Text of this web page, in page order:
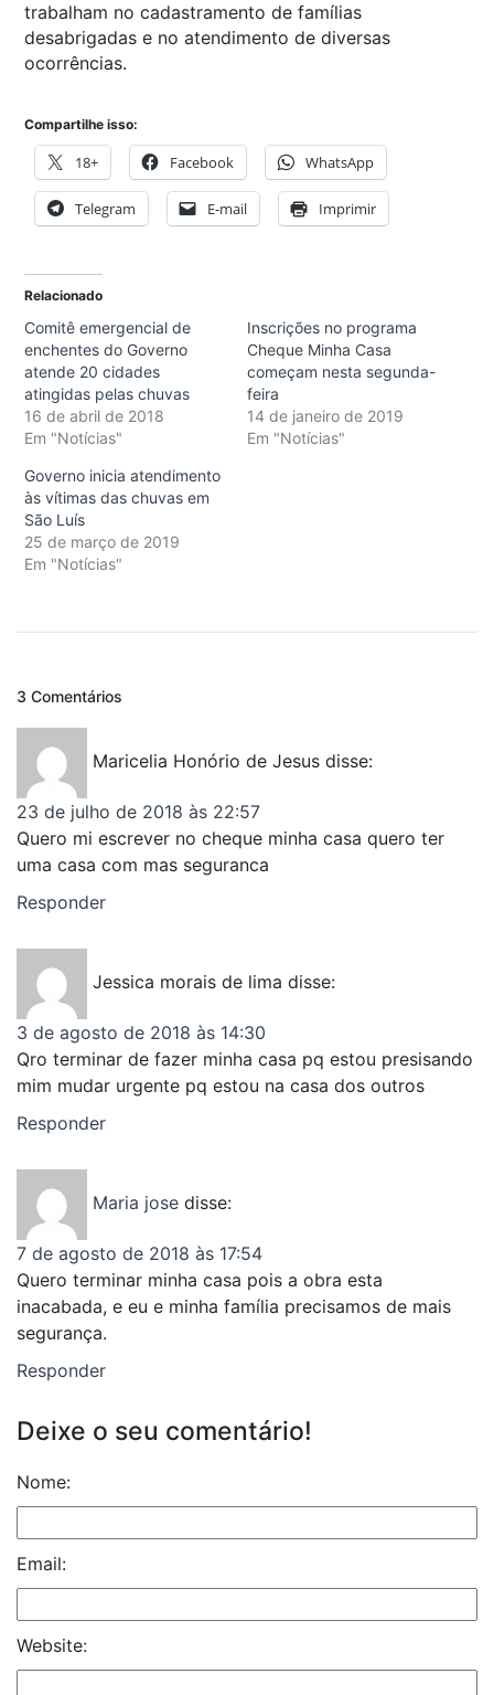
trabalham no cadastramento de famílias
desabrigadas e no atendimento de diversas
ocorrências.
Compartilhe isso:
18+ Facebook WhatsApp
Telegram E-mail Imprimir
Relacionado
Comitê emergencial de
enchentes do Governo
atende 20 cidades
atingidas pelas chuvas
16 de abril de 2018
Em "Notícias"
Inscrições no programa
Cheque Minha Casa
começam nesta segunda-
feira
14 de janeiro de 2019
Em "Notícias"
Governo inicia atendimento
às vítimas das chuvas em
São Luís
25 de março de 2019
Em "Notícias"
3 Comentários
Maricelia Honório de Jesus disse:
23 de julho de 2018 às 22:57
Quero mi escrever no cheque minha casa quero ter
uma casa com mas seguranca
Responder
Jessica morais de lima disse:
3 de agosto de 2018 às 14:30
Qro terminar de fazer minha casa pq estou presisando
mim mudar urgente pq estou na casa dos outros
Responder
Maria jose disse:
7 de agosto de 2018 às 17:54
Quero terminar minha casa pois a obra esta
inacabada, e eu e minha família precisamos de mais
segurança.
Responder
Deixe o seu comentário!
Nome:
Email:
Website: